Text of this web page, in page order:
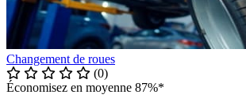
Changement de roues
(0)
Économisez en moyenne 87%*